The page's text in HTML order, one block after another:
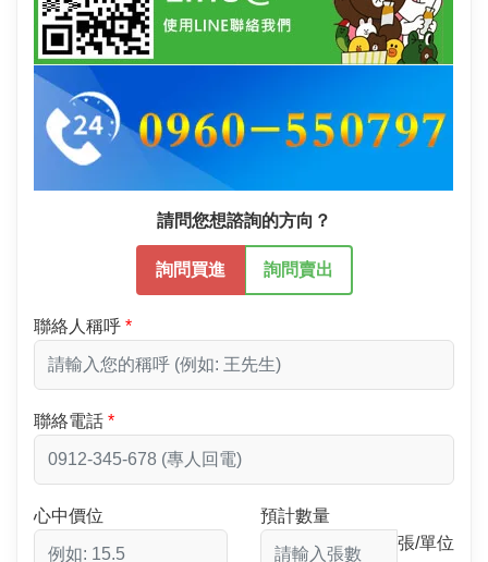
請問您想諮詢的方向？
詢問買進 詢問賣出
聯絡人稱呼
聯絡電話
心中價位
預計數量
張/單位